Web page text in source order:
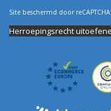
Site beschermd door reCAPTCHA.
Herroepingsrecht